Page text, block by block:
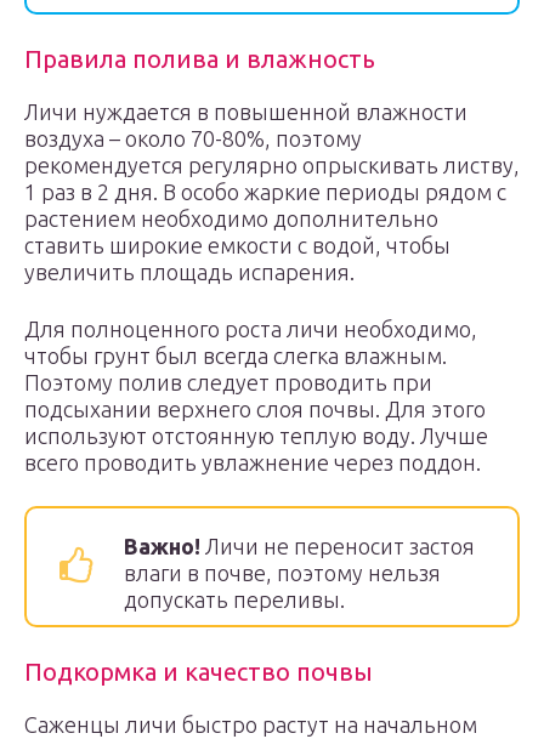
Правила полива и влажность
Личи нуждается в повышенной влажности
воздуха – около 70-80%, поэтому
рекомендуется регулярно опрыскивать листву,
1 раз в 2 дня. В особо жаркие периоды рядом с
растением необходимо дополнительно
ставить широкие емкости с водой, чтобы
увеличить площадь испарения.
Для полноценного роста личи необходимо,
чтобы грунт был всегда слегка влажным.
Поэтому полив следует проводить при
подсыхании верхнего слоя почвы. Для этого
используют отстоянную теплую воду. Лучше
всего проводить увлажнение через поддон.
Важно! Личи не переносит застоя
влаги в почве, поэтому нельзя
допускать переливы.
Подкормка и качество почвы
Саженцы личи быстро растут на начальном